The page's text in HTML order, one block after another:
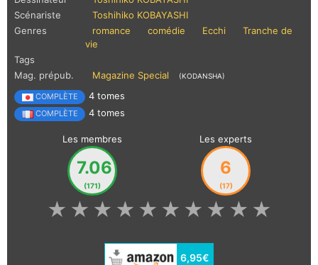
Scénariste
Toshihiko KOBAYASHI
Genres
romance comédie Ecchi
Tranche de
vie
Tags
Mag. prépub.
Magazine Special (KODANSHA)
COMPLÈTE 4 tomes
COMPLÈTE 4 tomes
Les membres
7.06
(171)
Les experts
6
(17)
★
★
★
★
★
★
★
★
★
★
6,95€